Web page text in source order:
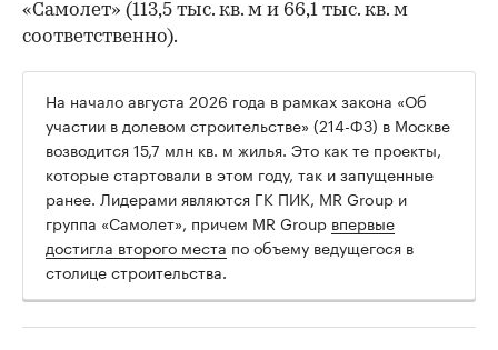
«Самолет» (113,5 тыс. кв. м и 66,1 тыс. кв. м
соответственно).
На начало августа 2026 года в рамках закона «Об
участии в долевом строительстве» (214-ФЗ) в Москве
возводится 15,7 млн кв. м жилья. Это как те проекты,
которые стартовали в этом году, так и запущенные
ранее. Лидерами являются ГК ПИК, MR Group и
группа «Самолет», причем MR Group впервые
достигла второго места по объему ведущегося в
столице строительства.